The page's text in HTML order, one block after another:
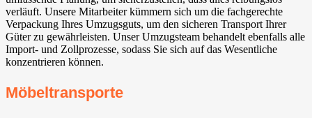
verläuft. Unsere Mitarbeiter kümmern sich um die fachgerechte
Verpackung Ihres Umzugsguts, um den sicheren Transport Ihrer
Güter zu gewährleisten. Unser Umzugsteam behandelt ebenfalls alle
Import- und Zollprozesse, sodass Sie sich auf das Wesentliche
konzentrieren können.
Möbeltransporte